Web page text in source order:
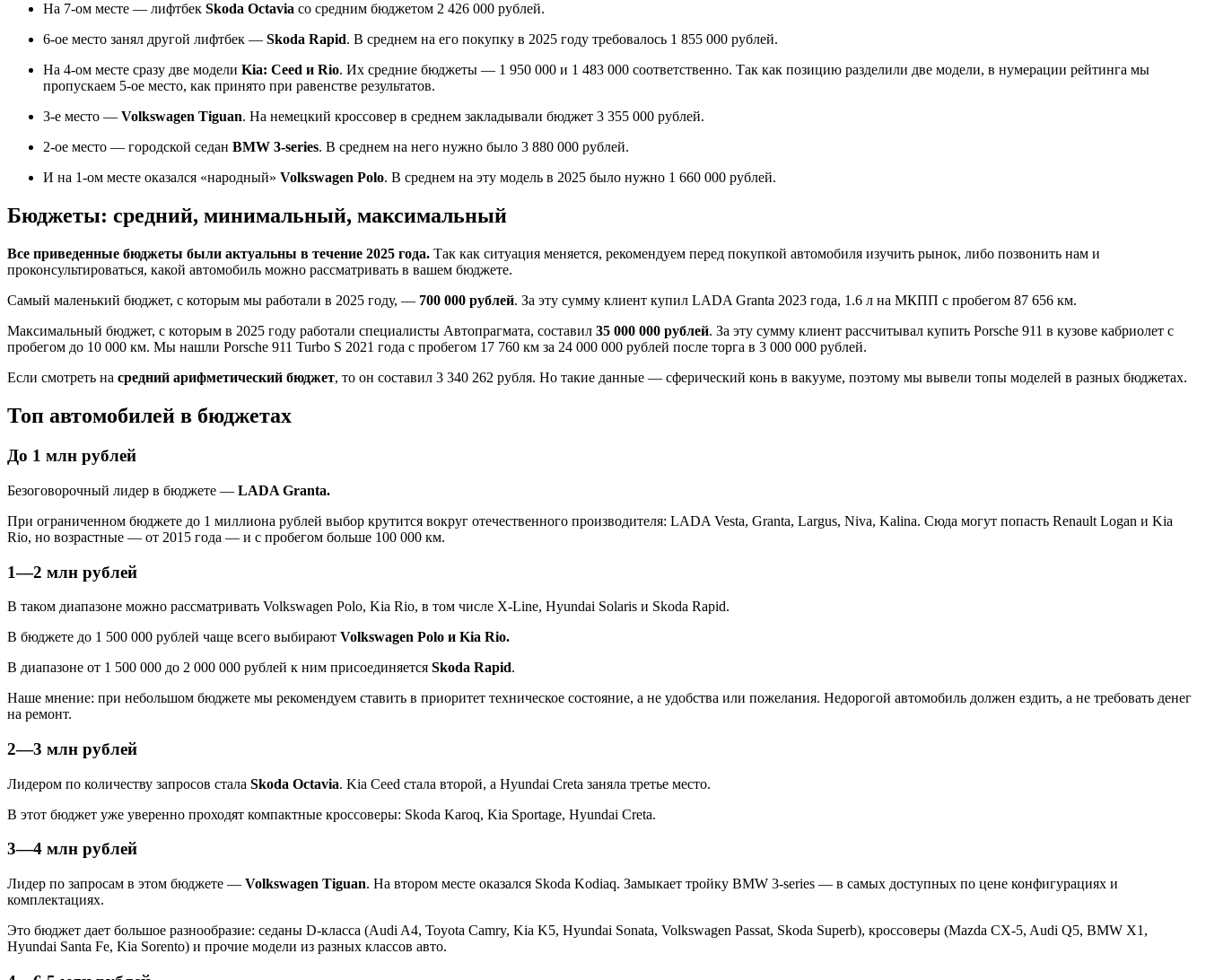
На 7-ом месте — лифтбек Skoda Octavia со средним бюджетом 2 426 000 рублей.
6-ое место занял другой лифтбек — Skoda Rapid. В среднем на его покупку в 2025 году требовалось 1 855 000 рублей.
На 4-ом месте сразу две модели Kia: Ceed и Rio. Их средние бюджеты — 1 950 000 и 1 483 000 соответственно. Так как позицию разделили две модели, в нумерации рейтинга мы
пропускаем 5-ое место, как принято при равенстве результатов.
3-е место — Volkswagen Tiguan. На немецкий кроссовер в среднем закладывали бюджет 3 355 000 рублей.
2-ое место — городской седан BMW 3-series. В среднем на него нужно было 3 880 000 рублей.
И на 1-ом месте оказался «народный» Volkswagen Polo. В среднем на эту модель в 2025 было нужно 1 660 000 рублей.
Бюджеты: средний, минимальный, максимальный
Все приведенные бюджеты были актуальны в течение 2025 года. Так как ситуация меняется, рекомендуем перед покупкой автомобиля изучить рынок, либо позвонить нам и
проконсультироваться, какой автомобиль можно рассматривать в вашем бюджете.
Самый маленький бюджет, с которым мы работали в 2025 году, — 700 000 рублей. За эту сумму клиент купил LADA Granta 2023 года, 1.6 л на МКПП с пробегом 87 656 км.
Максимальный бюджет, с которым в 2025 году работали специалисты Автопрагмата, составил 35 000 000 рублей. За эту сумму клиент рассчитывал купить Porsche 911 в кузове кабриолет с
пробегом до 10 000 км. Мы нашли Porsche 911 Turbo S 2021 года с пробегом 17 760 км за 24 000 000 рублей после торга в 3 000 000 рублей.
Если смотреть на средний арифметический бюджет, то он составил 3 340 262 рубля. Но такие данные — сферический конь в вакууме, поэтому мы вывели топы моделей в разных бюджетах.
Топ автомобилей в бюджетах
До 1 млн рублей
Безоговорочный лидер в бюджете — LADA Granta.
При ограниченном бюджете до 1 миллиона рублей выбор крутится вокруг отечественного производителя: LADA Vesta, Granta, Largus, Niva, Kalina. Сюда могут попасть Renault Logan и Kia
Rio, но возрастные — от 2015 года — и с пробегом больше 100 000 км.
1—2 млн рублей
В таком диапазоне можно рассматривать Volkswagen Polo, Kia Rio, в том числе X-Line, Hyundai Solaris и Skoda Rapid.
В бюджете до 1 500 000 рублей чаще всего выбирают Volkswagen Polo и Kia Rio.
В диапазоне от 1 500 000 до 2 000 000 рублей к ним присоединяется Skoda Rapid.
Наше мнение: при небольшом бюджете мы рекомендуем ставить в приоритет техническое состояние, а не удобства или пожелания. Недорогой автомобиль должен ездить, а не требовать денег
на ремонт.
2—3 млн рублей
Лидером по количеству запросов стала Skoda Octavia. Kia Ceed стала второй, а Hyundai Creta заняла третье место.
В этот бюджет уже уверенно проходят компактные кроссоверы: Skoda Karoq, Kia Sportage, Hyundai Creta.
3—4 млн рублей
Лидер по запросам в этом бюджете — Volkswagen Tiguan. На втором месте оказался Skoda Kodiaq. Замыкает тройку BMW 3-series — в самых доступных по цене конфигурациях и
комплектациях.
Это бюджет дает большое разнообразие: седаны D-класса (Audi A4, Toyota Camry, Kia K5, Hyundai Sonata, Volkswagen Passat, Skoda Superb), кроссоверы (Mazda CX-5, Audi Q5, BMW X1,
Hyundai Santa Fe, Kia Sorento) и прочие модели из разных классов авто.